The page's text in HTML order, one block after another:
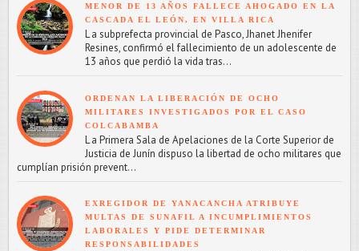
MENOR DE 13 AÑOS FALLECE AHOGADO EN LA
CASCADA EL LEÓN, EN VILLA RICA
L a subprefecta provincial de Pasco, Jhanet Jhenifer
Resines, confirmó el fallecimiento de un adolescente de
13 años que perdió la vida tras...
ORDENAN LA LIBERACIÓN DE OCHO
MILITARES INVESTIGADOS POR EL CASO
COLCABAMBA
L a Primera Sala de Apelaciones de la Corte Superior de
Justicia de Junín dispuso la libertad de ocho militares que
cumplían prisión prevent...
EXREGIDOR DE YANACANCHA ATRIBUYE
MULTAS DE SUNAFIL A INCUMPLIMIENTOS
LABORALES Y PIDE DETERMINAR
RESPONSABILIDADES